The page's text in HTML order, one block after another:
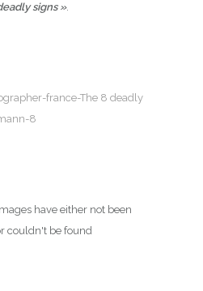
signs ».
have either not been
couldn't be found